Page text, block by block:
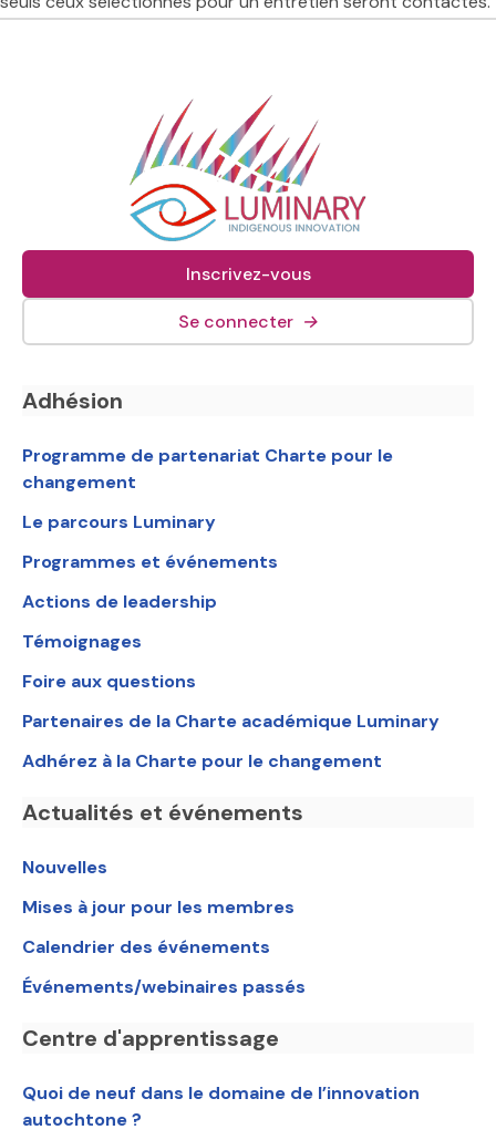
Inscrivez-vous
Se connecter(lien externe,
→
Adhésion
Programme de partenariat Charte pour le
changement
Le parcours Luminary
Programmes et événements
Actions de leadership
Témoignages
Foire aux questions
Partenaires de la Charte académique Luminary
Adhérez à la Charte pour le changement
Actualités et événements
Nouvelles
Mises à jour pour les membres
Calendrier des événements
Événements/webinaires passés
Centre d'apprentissage
Quoi de neuf dans le domaine de l’innovation
autochtone ?